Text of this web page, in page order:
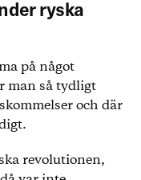
ryska
på något
man så tydligt
och där
revolutionen,